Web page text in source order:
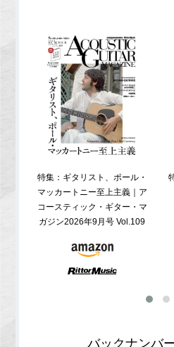
特集：ギタリスト、ポール・
マッカートニー至上主義｜ア
コースティック・ギター・マ
ガジン2026年9月号 Vol.109
バックナンバ